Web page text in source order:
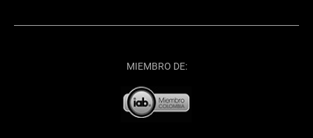
MIEMBRO DE: